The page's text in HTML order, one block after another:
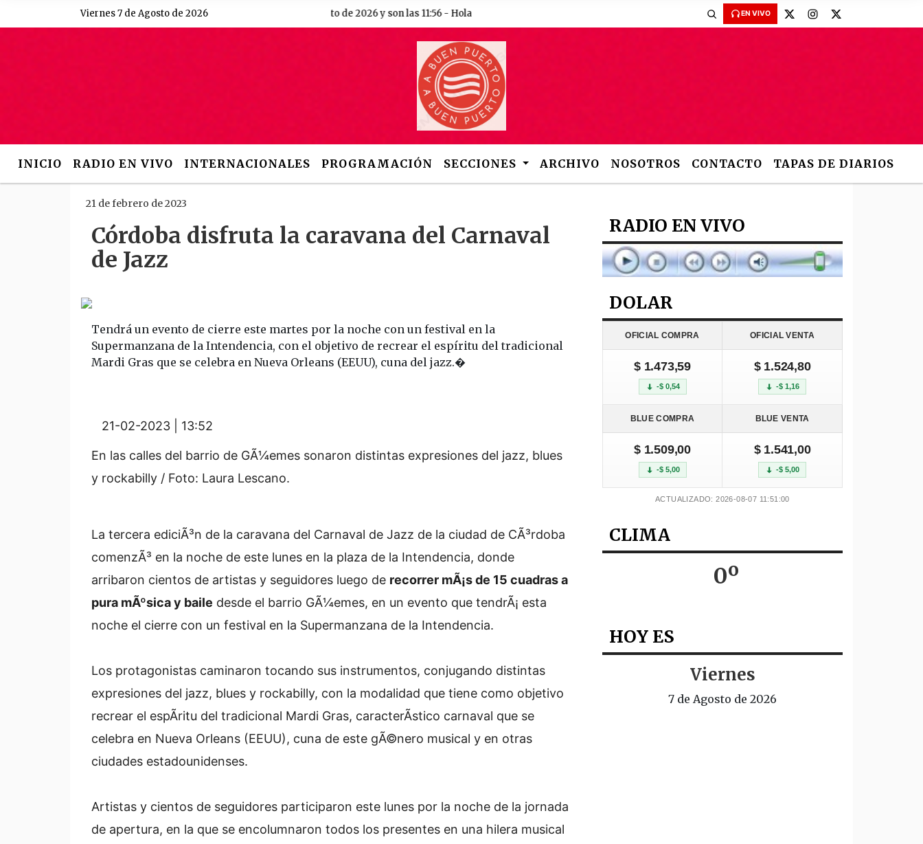
Viernes 7 de Agosto de 2026Hoy es Viernes 7 de Agosto de 2026 y son las 11:56 - Hola EN VIVO
INICIO RADIO EN VIVO INTERNACIONALES PROGRAMACIÓN SECCIONES ARCHIVO NOSOTROS CONTACTO TAPAS DE DIARIOS
21 de febrero de 2023
Córdoba disfruta la caravana del Carnaval
de Jazz
Tendrá un evento de cierre este martes por la noche con un festival en la
Supermanzana de la Intendencia, con el objetivo de recrear el espíritu del tradicional
Mardi Gras que se celebra en Nueva Orleans (EEUU), cuna del jazz.�
21-02-2023 | 13:52
En las calles del barrio de GÃ¼emes sonaron distintas expresiones del jazz, blues
y rockabilly / Foto: Laura Lescano.
La tercera ediciÃ³n de la caravana del Carnaval de Jazz de la ciudad de CÃ³rdoba
comenzÃ³ en la noche de este lunes en la plaza de la Intendencia, donde
arribaron cientos de artistas y seguidores luego de recorrer mÃ¡s de 15 cuadras a
pura mÃºsica y baile desde el barrio GÃ¼emes, en un evento que tendrÃ¡ esta
noche el cierre con un festival en la Supermanzana de la Intendencia.
Los protagonistas caminaron tocando sus instrumentos, conjugando distintas
expresiones del jazz, blues y rockabilly, con la modalidad que tiene como objetivo
recrear el espÃ­ritu del tradicional Mardi Gras, caracterÃ­stico carnaval que se
celebra en Nueva Orleans (EEUU), cuna de este gÃ©nero musical y en otras
ciudades estadounidenses.
Artistas y cientos de seguidores participaron este lunes por la noche de la jornada
de apertura, en la que se encolumnaron todos los presentes en una hilera musical
RADIO EN VIVO
DOLAR
OFICIAL COMPRA OFICIAL VENTA
$ 1.473,59
-$ 0,54
$ 1.524,80
-$ 1,16
BLUE COMPRA BLUE VENTA
$ 1.509,00
-$ 5,00
$ 1.541,00
-$ 5,00
ACTUALIZADO: 2026-08-07 11:51:00
CLIMA
0º
HOY ES
Viernes
7 de Agosto de 2026